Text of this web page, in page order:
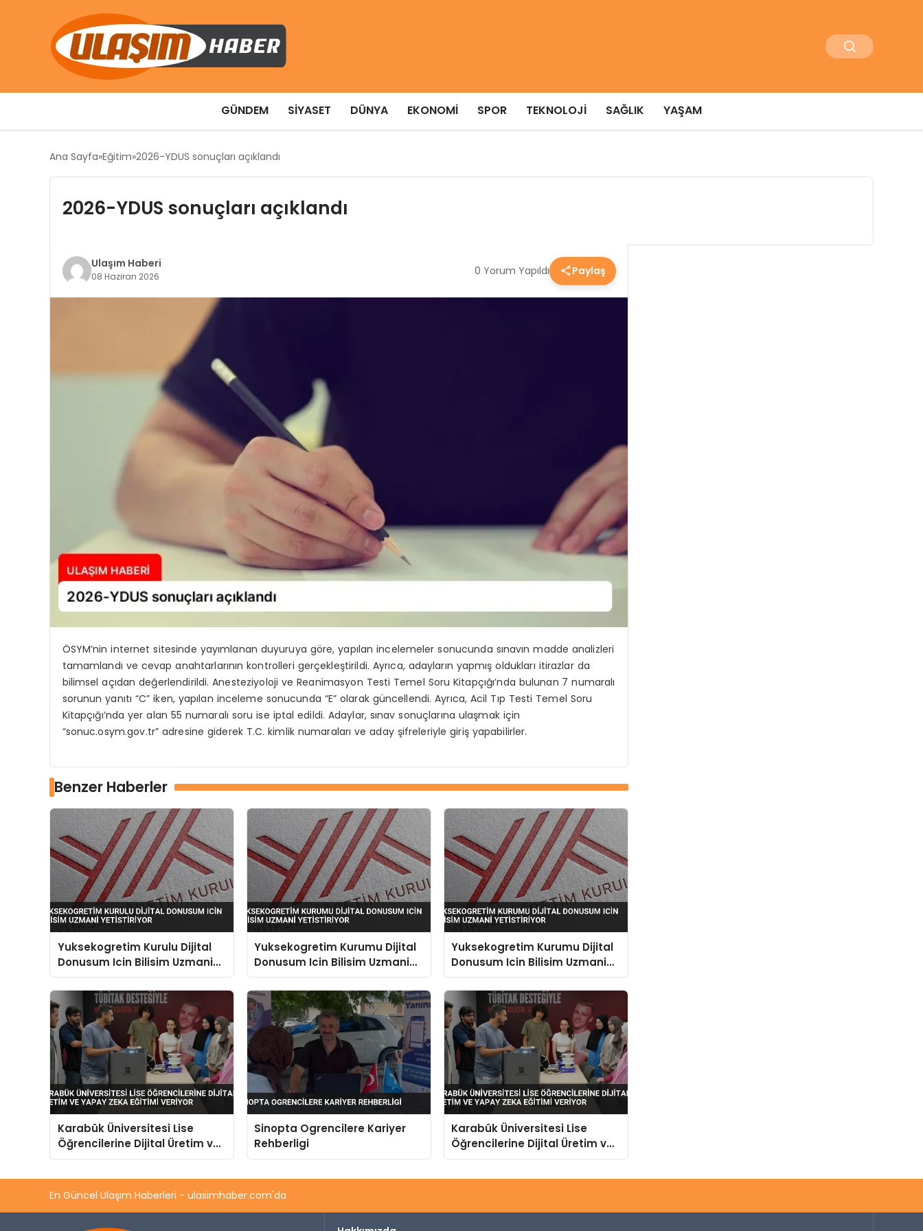
GÜNDEM SIYASET DÜNYA EKONOMI SPOR TEKNOLOJI SAĞLIK YAŞAM
Ana Sayfa Eğitim 2026-YDUS sonuçları açıklandı
2026-YDUS sonuçları açıklandı
Ulaşım Haberi
08 Haziran 2026 0 Yorum Yapıldı Paylaş
ÖSYM’nin internet sitesinde yayımlanan duyuruya göre, yapılan incelemeler sonucunda sınavın madde analizleri
tamamlandı ve cevap anahtarlarının kontrolleri gerçekleştirildi. Ayrıca, adayların yapmış oldukları itirazlar da
bilimsel açıdan değerlendirildi. Anesteziyoloji ve Reanimasyon Testi Temel Soru Kitapçığı’nda bulunan 7 numaralı
sorunun yanıtı “C” iken, yapılan inceleme sonucunda “E” olarak güncellendi. Ayrıca, Acil Tıp Testi Temel Soru
Kitapçığı’nda yer alan 55 numaralı soru ise iptal edildi. Adaylar, sınav sonuçlarına ulaşmak için
“sonuc.osym.gov.tr” adresine giderek T.C. kimlik numaraları ve aday şifreleriyle giriş yapabilirler.
Benzer Haberler
Yuksekogretim Kurulu Dijital
Donusum Icin Bilisim Uzmani
Yetistiriyor
Yuksekogretim Kurumu Dijital
Donusum Icin Bilisim Uzmani
Yetistiriyor
Yuksekogretim Kurumu Dijital
Donusum Icin Bilisim Uzmani
Yetistiriyor
Karabük Üniversitesi Lise
Öğrencilerine Dijital Üretim ve
Yapay Zeka Eğitimi Veriyor
Sinopta Ogrencilere Kariyer
Rehberligi
Karabük Üniversitesi Lise
Öğrencilerine Dijital Üretim ve
Yapay Zeka Eğitimi Veriyor
En Güncel Ulaşım Haberleri - ulasimhaber.com'da